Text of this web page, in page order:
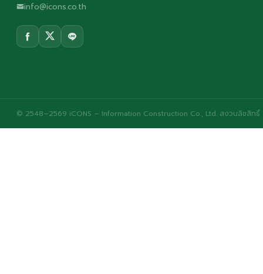
info@icons.co.th
© 2548–2569 iCONS – Information Construction Co., Ltd. สงวนลิขสิทธิ์